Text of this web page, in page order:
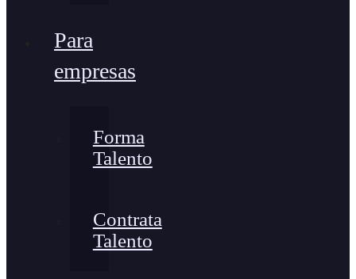
Para
empresas
Forma
Talento
Contrata
Talento